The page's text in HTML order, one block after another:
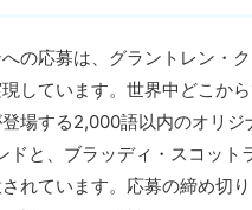
の応募は、グラントレン・
しています。世界中どこか
場する2,000語以内のオリ
ドと、ブラッディ・スコット
れています。応募の締め切